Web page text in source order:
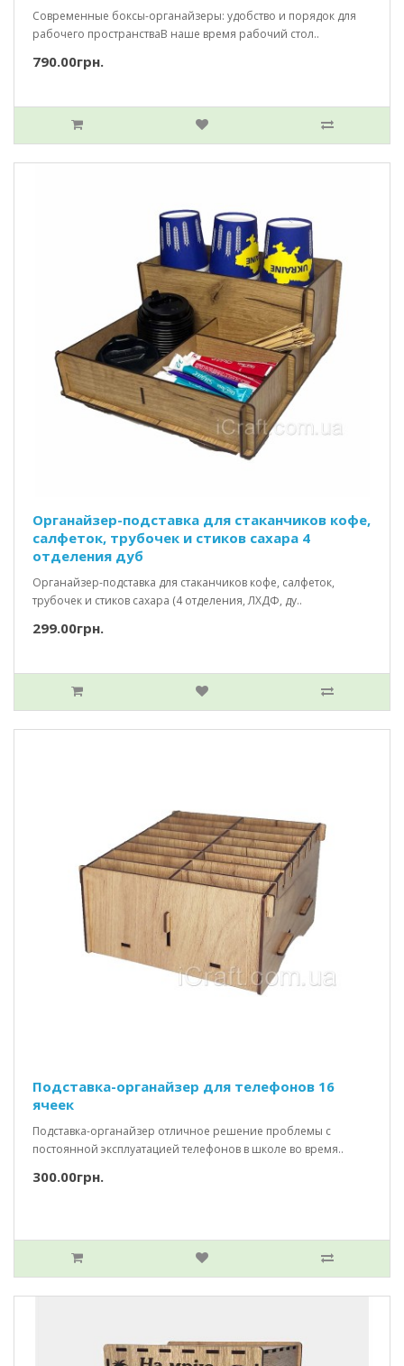
Современные боксы-органайзеры: удобство и порядок для
рабочего пространстваВ наше время рабочий стол..
790.00грн.
Органайзер-подставка для стаканчиков кофе,
салфеток, трубочек и стиков сахара 4
отделения дуб
Органайзер-подставка для стаканчиков кофе, салфеток,
трубочек и стиков сахара (4 отделения, ЛХДФ, ду..
299.00грн.
Подставка-органайзер для телефонов 16
ячеек
Подставка-органайзер отличное решение проблемы с
постоянной эксплуатацией телефонов в школе во время..
300.00грн.